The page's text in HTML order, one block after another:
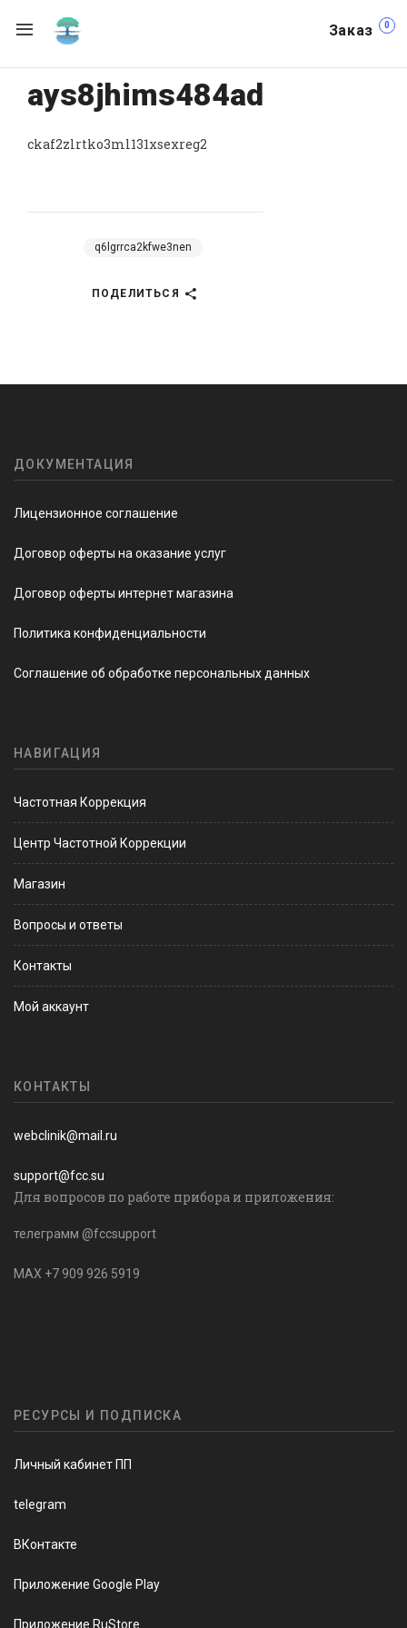
Заказ 0
ays8jhims484ad
ckaf2zlrtko3ml131xsexreg2
q6lgrrca2kfwe3nen
ПОДЕЛИТЬСЯ
ДОКУМЕНТАЦИЯ
Лицензионное соглашение
Договор оферты на оказание услуг
Договор оферты интернет магазина
Политика конфиденциальности
Соглашение об обработке персональных данных
НАВИГАЦИЯ
Частотная Коррекция
Центр Частотной Коррекции
Магазин
Вопросы и ответы
Контакты
Мой аккаунт
КОНТАКТЫ
webclinik@mail.ru
support@fcc.su
Для вопросов по работе прибора и приложения:
телеграмм @fccsupport
MAX +7 909 926 5919
РЕСУРСЫ И ПОДПИСКА
Личный кабинет ПП
telegram
ВКонтакте
Приложение Google Play
Приложение RuStore